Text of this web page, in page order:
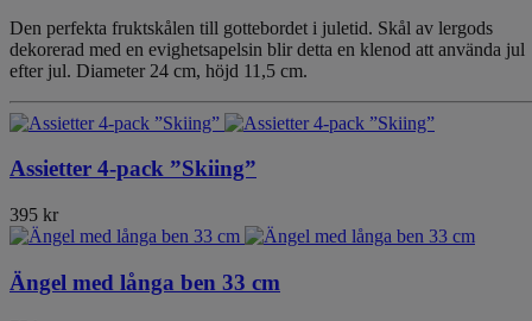
Den perfekta fruktskålen till gottebordet i juletid. Skål av lergods
dekorerad med en evighetsapelsin blir detta en klenod att använda jul
efter jul. Diameter 24 cm, höjd 11,5 cm.
Assietter 4-pack ”Skiing”
395 kr
Ängel med långa ben 33 cm